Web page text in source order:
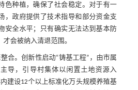
色种植，确保了社会稳定。对于有一
，政府提供了技术指导和部分资金支
安全水平；只有确实无法达到基本防
会被纳入清退范围。
合。创新性启动“铸基工程”，由市属
导，引导村集体以闲置土地资源入
建设12个以上标准化万头规模养殖基